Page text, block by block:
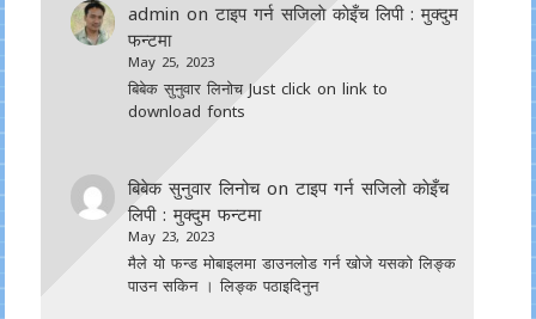
admin onटाइप गर्न सजिलाे काेइँच लिपी : मुक्दुम
फन्टमा
May 25, 2023
बिबेक सुनुवार लिनोच Just click on link to
download fonts
बिबेक सुनुवार लिनोचonटाइप गर्न सजिलाे काेइँच
लिपी : मुक्दुम फन्टमा
May 23, 2023
मैले यो फन्ड मोबाइलमा डाउनल‍ोड गर्न खोजे यसको लिङ्क
पाउन सकिन । लिङ्क पठाइदिनुन